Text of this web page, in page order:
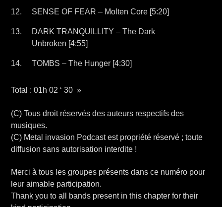
SENSE OF FEAR – Molten Core [5:20]
DARK TRANQUILLITY – The Dark
Unbroken [4:55]
TOMBS – The Hunger [4:30]
Total : 01h 02 ‘ 30 »
(C) Tous droit réservés des auteurs respectifs des
musiques.
(C) Metal invasion Podcast est propriété réservé ; toute
diffusion sans autorisation interdite !
Merci à tous les groupes présents dans ce numéro pour
leur aimable participation.
Thank you to all bands present in this chapter for their